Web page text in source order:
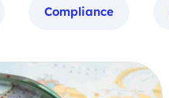
Compliance